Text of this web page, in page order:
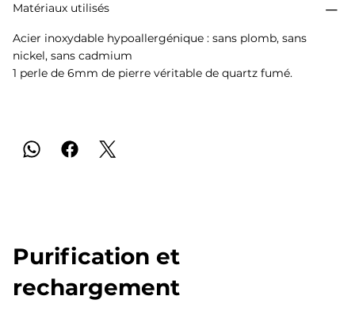
Matériaux utilisés
Acier inoxydable hypoallergénique : sans plomb, sans
nickel, sans cadmium
1 perle de 6mm de pierre véritable de quartz fumé.
Purification et
rechargement